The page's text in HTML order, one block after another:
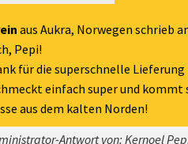
aus Aukra, Norwegen schrieb
Pepi!
für die superschnelle
einfach super und
aus dem kalten Norden!
Antwort von: Kernoel